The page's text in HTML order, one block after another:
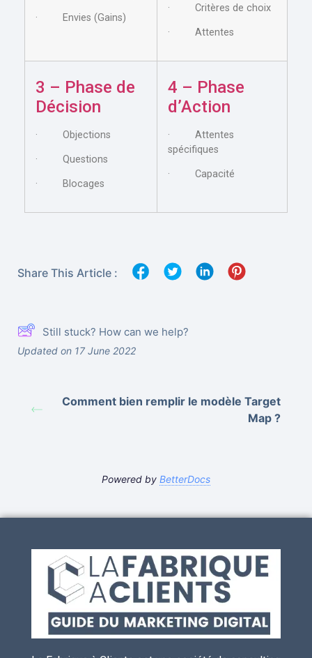
· Envies (Gains)
· Critères de choix
· Attentes
3 – Phase de
Décision
· Objections
· Questions
· Blocages
4 – Phase
d’Action
· Attentes
spécifiques
· Capacité
Share This Article :
Still stuck? How can we help?
Updated on 17 June 2022
Comment bien remplir le modèle Target
Map ?
Powered by BetterDocs